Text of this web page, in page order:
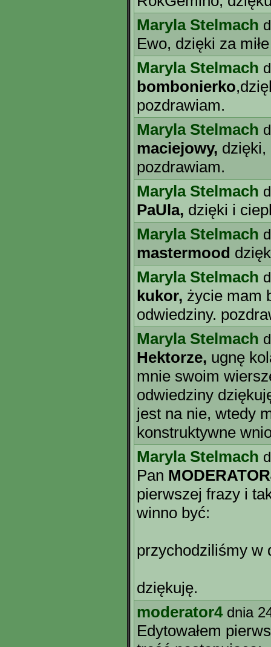
Maryla Stelmach
Ewo, dzięki za
Maryla Stelmach
bombonierko
pozdrawiam.
Maryla Stelmach
maciejowy, dzięki,
pozdrawiam.
Maryla Stelmach
PaUla, dzięki i
Maryla Stelmach
mastermood
Maryla Stelmach
kukor, życie mam
odwiedziny.
Maryla Stelmach
Hektorze, ugnę
mnie swoim
odwiedziny
jest na nie, wtedy
konstruktywne
Maryla Stelmach
Pan
pierwszej frazy i
winno być:
przychodziliśmy w
dziękuję.
moderator4 dnia
Edytowałem